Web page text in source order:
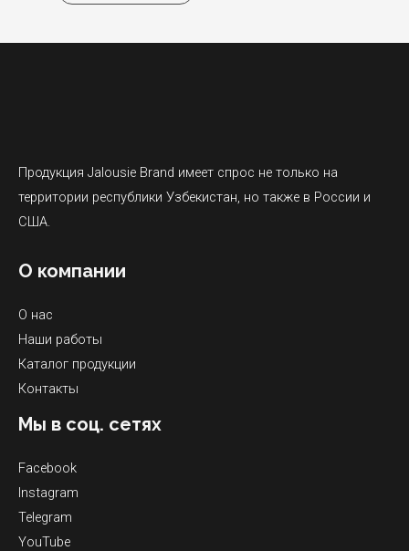
Продукция Jalousie Brand имеет спрос не только на
территории республики Узбекистан, но также в России и
США.
О компании
О нас
Наши работы
Каталог продукции
Контакты
Мы в соц. сетях
Facebook
Instagram
Telegram
YouTube